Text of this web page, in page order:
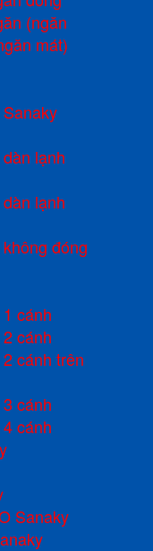
(ngăn
mát)
lạnh
lạnh
đóng
cánh
cánh
cánh trên
cánh
cánh
Sanaky